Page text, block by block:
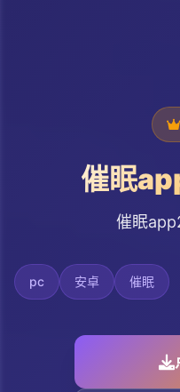
催眠
催眠
pc 安卓 催眠